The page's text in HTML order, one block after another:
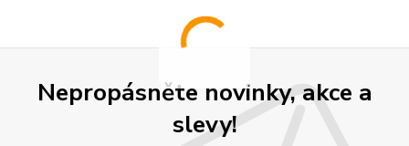
Nepropásněte novinky, akce a
slevy!